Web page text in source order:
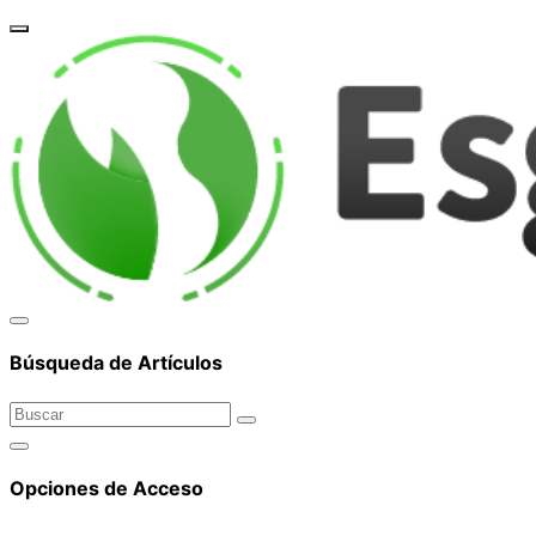
Búsqueda de Artículos
Opciones de Acceso